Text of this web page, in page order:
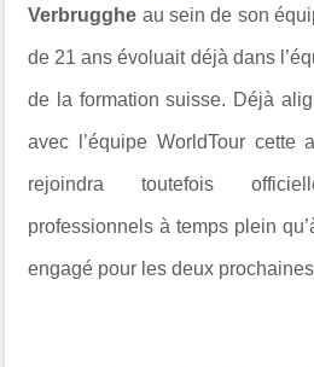
Verbrugghe au sein de son
de 21 ans évoluait déjà dans
de la formation suisse. Déjà
avec l’équipe WorldTour cette
rejoindra toutefois
professionnels à temps plein
engagé pour les deux